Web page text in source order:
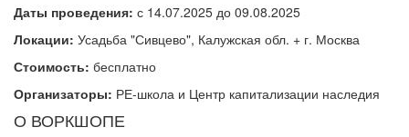
Даты проведения: с 14.07.2025 до 09.08.2025
Локации: Усадьба "Сивцево", Калужская обл. + г. Москва
Стоимость: бесплатно
Организаторы: РЕ-школа и Центр капитализации наследия
О ВОРКШОПЕ